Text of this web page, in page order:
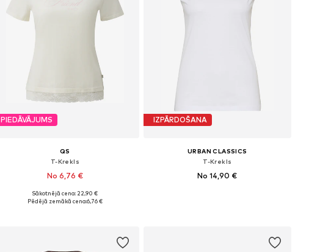
PIEDĀVĀJUMS
QS
T-Krekls
No 6,76 €
Pieejamie izmēri: XS, S, M, L, XL, XXL
Sākotnējā cena: 22,90 €
Pēdējā zemākā cena:6,76 €
IZPĀRDOŠANA
URBAN CLASSICS
T-Krekls
No 14,90 €